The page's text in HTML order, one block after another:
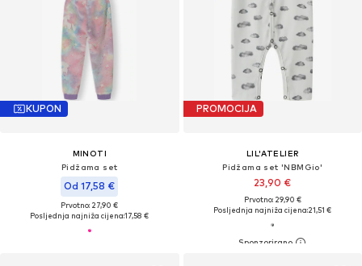
KUPON
MINOTI
Pidžama set
Od 17,58 €
Prvotno: 27,90 €
Posljednja najniža cijena:17,58 €
PROMOCIJA
LIL'ATELIER
Pidžama set 'NBMGio'
23,90 €
Prvotno: 29,90 €
Posljednja najniža cijena:21,51 €